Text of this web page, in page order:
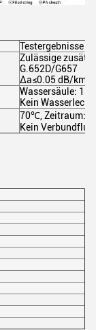
Testergebnisse
Zulässige
G.652D/G657
Δa≤0.05 dB/km,
Wassersäule: 1m
Kein Wasserleck
70℃, Zeitraum:
Kein